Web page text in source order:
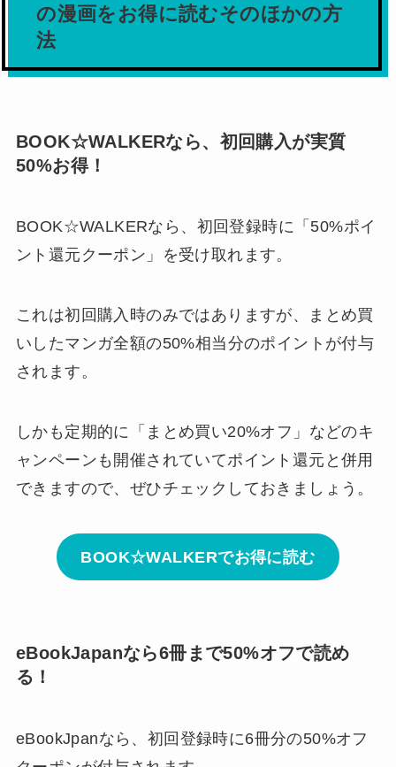
の漫画をお得に読むそのほかの方
法
BOOK☆WALKERなら、初回購入が実質
50%お得！
BOOK☆WALKERなら、初回登録時に「50%ポイ
ント還元クーポン」を受け取れます。
これは初回購入時のみではありますが、まとめ買
いしたマンガ全額の50%相当分のポイントが付与
されます。
しかも定期的に「まとめ買い20%オフ」などのキ
ャンペーンも開催されていてポイント還元と併用
できますので、ぜひチェックしておきましょう。
BOOK☆WALKERでお得に読む
eBookJapanなら6冊まで50%オフで読め
る！
eBookJpanなら、初回登録時に6冊分の50%オフ